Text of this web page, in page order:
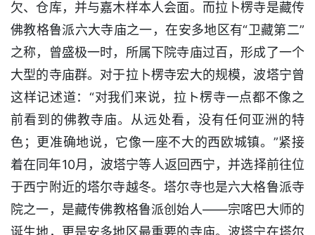
欠、仓库，并与嘉木样本人会面。而拉卜楞寺是藏传
佛教格鲁派六大寺庙之一，在安多地区有“卫藏第二”
之称，曾盛极一时，所属下院寺庙过百，形成了一个
大型的寺庙群。对于拉卜楞寺宏大的规模，波塔宁曾
这样记述道：“对我们来说，拉ト楞寺一点都不像之
前看到的佛教寺庙。从远处看，没有任何亚洲的特
色；更准确地说，它像一座不大的西欧城镇。”紧接
着在同年10月，波塔宁等人返回西宁，并选择前往位
于西宁附近的塔尔寺越冬。塔尔寺也是六大格鲁派寺
院之一，是藏传佛教格鲁派创始人——宗喀巴大师的
诞生地，更是安多地区最重要的寺庙。波塔宁在塔尔